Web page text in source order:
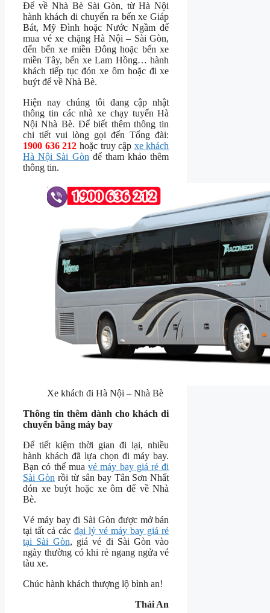
Để về Nhà Bè Sài Gòn, từ Hà Nội
hành khách di chuyển ra bến xe Giáp
Bát, Mỹ Đình hoặc Nước Ngầm để
mua vé xe chặng Hà Nội – Sài Gòn,
đến bến xe miền Đông hoặc bến xe
miền Tây, bến xe Lam Hồng… hành
khách tiếp tục đón xe ôm hoặc đi xe
buýt để về Nhà Bè.
Hiện nay chúng tôi đang cập nhật
thông tin các nhà xe chạy tuyến Hà
Nội Nhà Bè. Để biết thêm thông tin
chi tiết vui lòng gọi đến Tổng đài:
1900 636 212 hoặc truy cập xe khách
Hà Nội Sài Gòn để tham khảo thêm
thông tin.
Xe khách đi Hà Nội – Nhà Bè
Thông tin thêm dành cho khách di
chuyển bằng máy bay
Để tiết kiệm thời gian đi lại, nhiều
hành khách đã lựa chọn đi máy bay.
Bạn có thể muavé máy bay giá rẻ đi
Sài Gòn rồi từ sân bay Tân Sơn Nhất
đón xe buýt hoặc xe ôm để về Nhà
Bè.
Vé máy bay đi Sài Gòn được mở bán
tại tất cả cácđại lý vé máy bay giá rẻ
tại Sài Gòn, giá vé đi Sài Gòn vào
ngày thường có khi rẻ ngang ngửa vé
tàu xe.
Chúc hành khách thượng lộ bình an!
Thái An